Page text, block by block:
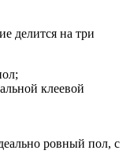
делится на три
клеевой
ровный пол, с